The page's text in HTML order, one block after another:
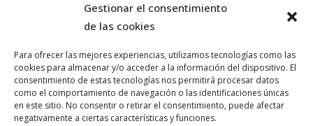
Gestionar el consentimiento
de las cookies
Para ofrecer las mejores experiencias, utilizamos tecnologías como las
cookies para almacenar y/o acceder a la información del dispositivo. El
consentimiento de estas tecnologías nos permitirá procesar datos
como el comportamiento de navegación o las identificaciones únicas
en este sitio. No consentir o retirar el consentimiento, puede afectar
negativamente a ciertas características y funciones.
Servicios al ciudadano